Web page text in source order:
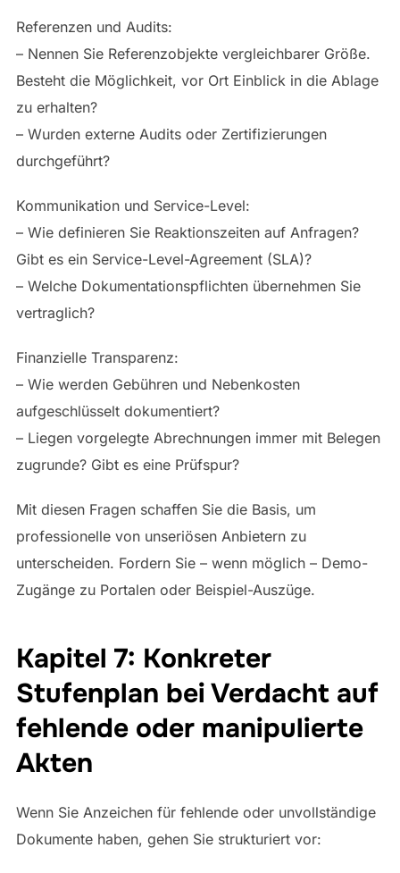
Referenzen und Audits:
– Nennen Sie Referenzobjekte vergleichbarer Größe.
Besteht die Möglichkeit, vor Ort Einblick in die Ablage
zu erhalten?
– Wurden externe Audits oder Zertifizierungen
durchgeführt?
Kommunikation und Service-Level:
– Wie definieren Sie Reaktionszeiten auf Anfragen?
Gibt es ein Service-Level-Agreement (SLA)?
– Welche Dokumentationspflichten übernehmen Sie
vertraglich?
Finanzielle Transparenz:
– Wie werden Gebühren und Nebenkosten
aufgeschlüsselt dokumentiert?
– Liegen vorgelegte Abrechnungen immer mit Belegen
zugrunde? Gibt es eine Prüfspur?
Mit diesen Fragen schaffen Sie die Basis, um
professionelle von unseriösen Anbietern zu
unterscheiden. Fordern Sie – wenn möglich – Demo-
Zugänge zu Portalen oder Beispiel-Auszüge.
Kapitel 7: Konkreter
Stufenplan bei Verdacht auf
fehlende oder manipulierte
Akten
Wenn Sie Anzeichen für fehlende oder unvollständige
Dokumente haben, gehen Sie strukturiert vor: